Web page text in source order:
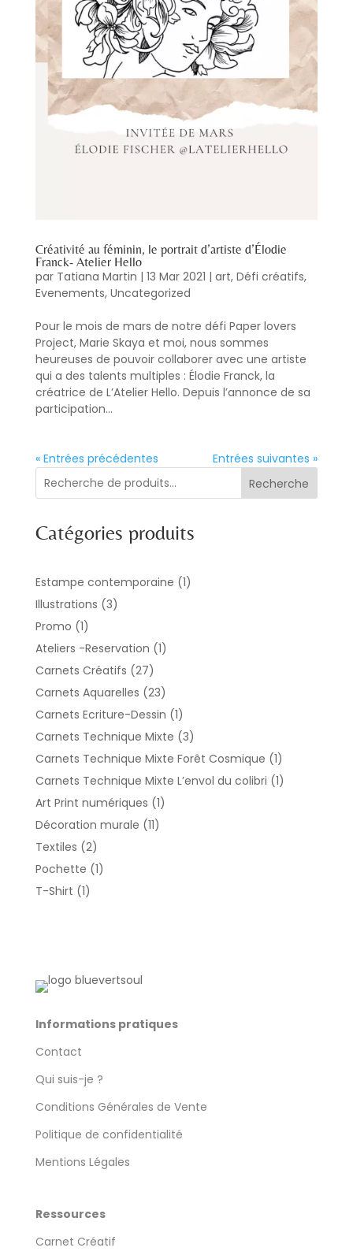
Créativité au féminin, le portrait d’artiste d’Élodie
Franck- Atelier Hello
par Tatiana Martin | 13 Mar 2021 | art, Défi créatifs,
Evenements, Uncategorized
Pour le mois de mars de notre défi Paper lovers
Project, Marie Skaya et moi, nous sommes
heureuses de pouvoir collaborer avec une artiste
qui a des talents multiples : Élodie Franck, la
créatrice de L’Atelier Hello. Depuis l’annonce de sa
participation...
« Entrées précédentes
Entrées suivantes »
Recherche
Catégories produits
Estampe contemporaine 11
Illustrations 33
Promo 11
produit
Ateliers -Reservation 11
Carnets Créatifs 2727
produits
Carnets Aquarelles 2323
produits
Carnets Ecriture-Dessin 11
produit
Carnets Technique Mixte 33
produits
Carnets Technique Mixte Forêt Cosmique 11
produit
Carnets Technique Mixte L’envol du colibri 11
Art Print numériques 11
Décoration murale 1111
Textiles 22
produits
Pochette 11
T-Shirt 11
Informations pratiques
Contact
Qui suis-je ?
Conditions Générales de Vente
Politique de confidentialité
Mentions Légales
Ressources
Carnet Créatif